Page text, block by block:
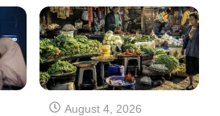
August 4, 2026